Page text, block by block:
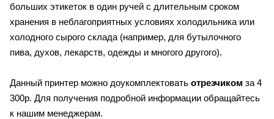
больших этикеток в один ручей с длительным сроком
хранения в неблагоприятных условиях холодильника или
холодного сырого склада (например, для бутылочного
пива, духов, лекарств, одежды и многого другого).
Данный принтер можно доукомплектовать отрезчиком за 4
300р. Для получения подробной информации обращайтесь
к нашим менеджерам.